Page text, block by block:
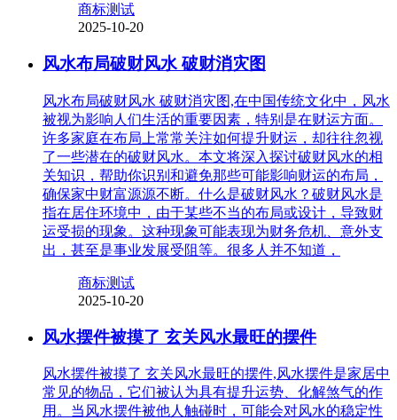
商标测试
2025-10-20
风水布局破财风水 破财消灾图
风水布局破财风水 破财消灾图,在中国传统文化中，风水
被视为影响人们生活的重要因素，特别是在财运方面。
许多家庭在布局上常常关注如何提升财运，却往往忽视
了一些潜在的破财风水。本文将深入探讨破财风水的相
关知识，帮助你识别和避免那些可能影响财运的布局，
确保家中财富源源不断。什么是破财风水？破财风水是
指在居住环境中，由于某些不当的布局或设计，导致财
运受损的现象。这种现象可能表现为财务危机、意外支
出，甚至是事业发展受阻等。很多人并不知道，
商标测试
2025-10-20
风水摆件被摸了 玄关风水最旺的摆件
风水摆件被摸了 玄关风水最旺的摆件,风水摆件是家居中
常见的物品，它们被认为具有提升运势、化解煞气的作
用。当风水摆件被他人触碰时，可能会对风水的稳定性